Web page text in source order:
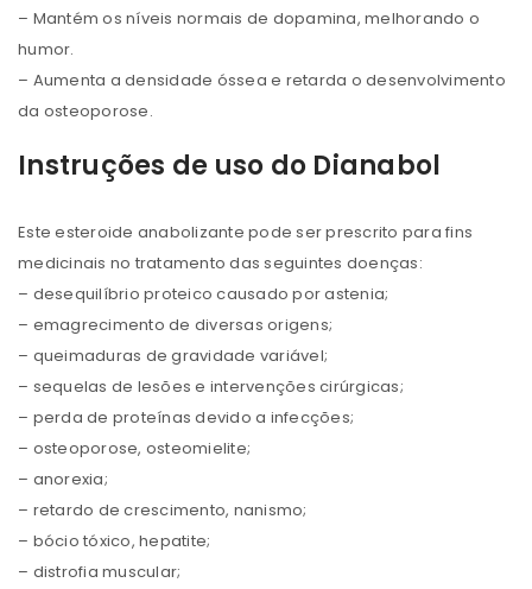
– Mantém os níveis normais de dopamina, melhorando o
humor.
– Aumenta a densidade óssea e retarda o desenvolvimento
da osteoporose.
Instruções de uso do Dianabol
Este esteroide anabolizante pode ser prescrito para fins
medicinais no tratamento das seguintes doenças:
– desequilíbrio proteico causado por astenia;
– emagrecimento de diversas origens;
– queimaduras de gravidade variável;
– sequelas de lesões e intervenções cirúrgicas;
– perda de proteínas devido a infecções;
– osteoporose, osteomielite;
– anorexia;
– retardo de crescimento, nanismo;
– bócio tóxico, hepatite;
– distrofia muscular;